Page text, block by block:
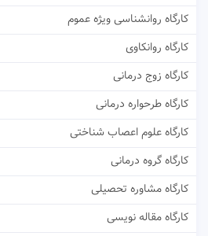
کارگاه روانشناسی ویژه عموم
کارگاه روانکاوی
کارگاه زوج درمانی
کارگاه طرحواره درمانی
کارگاه علوم اعصاب شناختی
کارگاه گروه درمانی
کارگاه مشاوره تحصیلی
کارگاه مقاله نویسی